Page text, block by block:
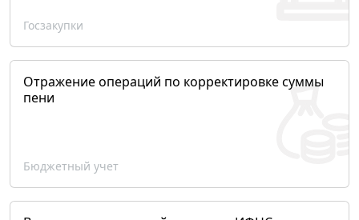
Госзакупки
Отражение операций по корректировке суммы
пени
Бюджетный учет